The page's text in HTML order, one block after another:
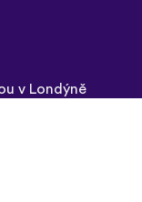
v Londýně